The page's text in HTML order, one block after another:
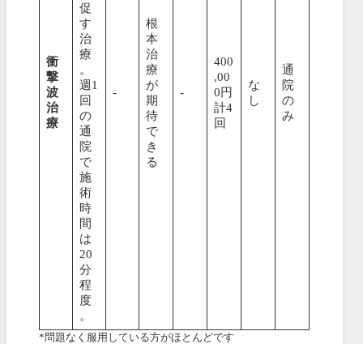
衝
撃
波
治
療
促
す
治
療
。
週1
回
の
通
院
で
施
術
時
間
は
20
分
程
度
。
-
根
本
治
療
が
期
待
で
き
る
-
400
,00
0円
計4
回
な
し
通
院
の
み
*問題なく服用している方がほとんどです